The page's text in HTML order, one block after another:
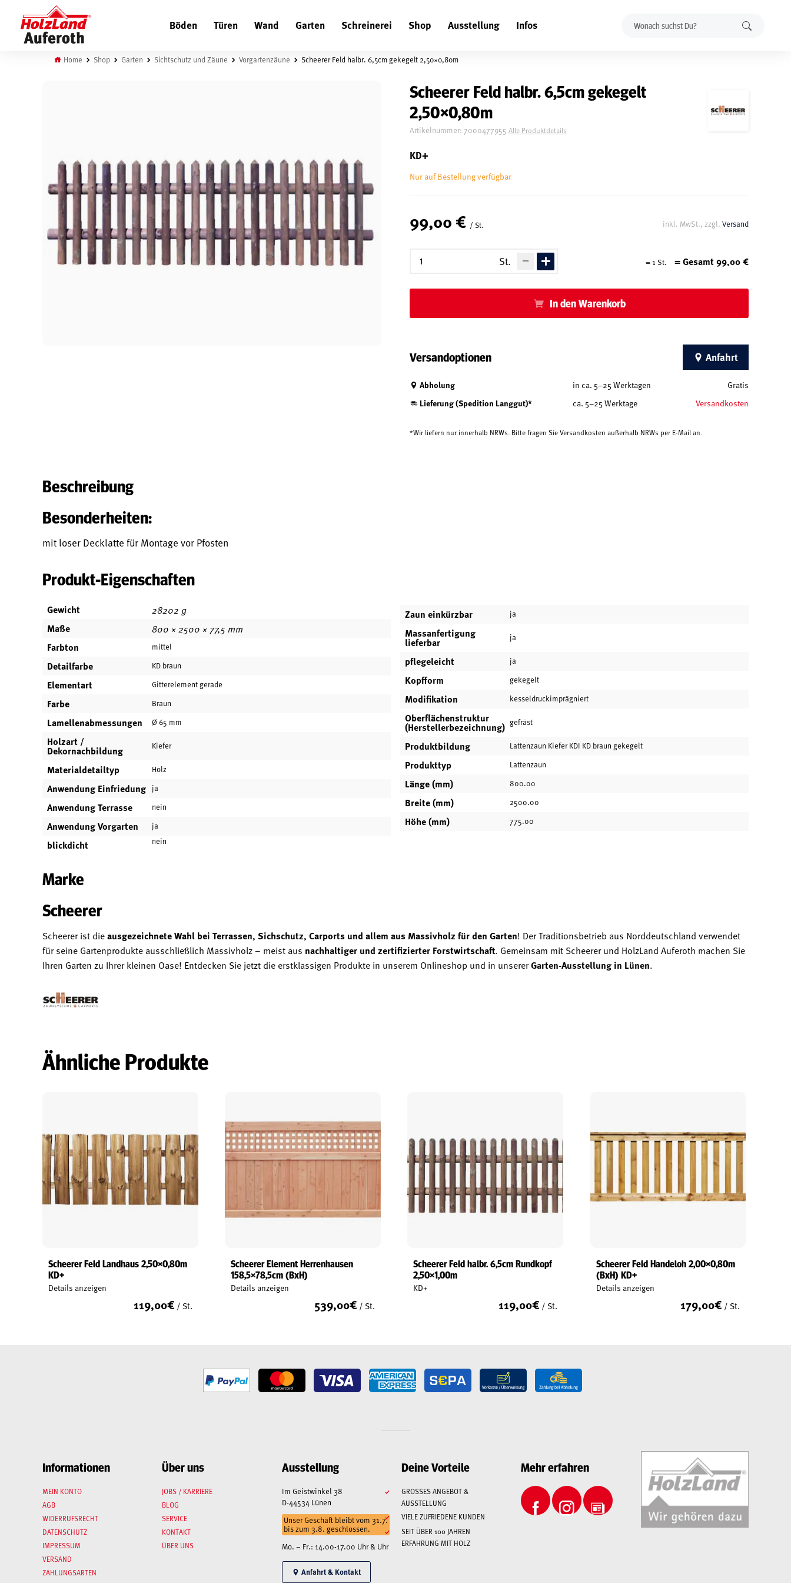
Böden Türen Wand Garten Schreinerei Shop Ausstellung Infos
Suchen
Home Shop Garten Sichtschutz und Zäune Vorgartenzäune Scheerer Feld halbr. 6,5cm gekegelt 2,50×0,80m
Scheerer Feld halbr. 6,5cm gekegelt
2,50×0,80m
Artikelnummer: 7000477955 Alle Produktdetails
KD+
Nur auf Bestellung verfügbar
99,00 € / St. inkl. MwSt., zzgl. Versand
St. =1 St. = Gesamt99,00€
In den Warenkorb
Versandoptionen Anfahrt
Abholung in ca. 5–25 Werktagen Gratis
Lieferung (Spedition Langgut)* ca. 5–25 Werktage Versandkosten
*Wir liefern nur innerhalb NRWs. Bitte fragen Sie Versandkosten außerhalb NRWs per E-Mail an.
Beschreibung
Besonderheiten:
mit loser Decklatte für Montage vor Pfosten
Produkt-Eigenschaften
Gewicht 28202 g
Maße 800 × 2500 × 77,5 mm
Farbton mittel
Detailfarbe KD braun
Elementart Gitterelement gerade
Farbe Braun
Lamellenabmessungen Ø 65 mm
Holzart /
Dekornachbildung Kiefer
Materialdetailtyp Holz
Anwendung Einfriedung ja
Anwendung Terrasse nein
Anwendung Vorgarten ja
blickdicht nein
Zaun einkürzbar ja
Massanfertigung
lieferbar ja
pflegeleicht ja
Kopfform gekegelt
Modifikation kesseldruckimprägniert
Oberflächenstruktur
(Herstellerbezeichnung) gefräst
Produktbildung Lattenzaun Kiefer KDI KD braun gekegelt
Produkttyp Lattenzaun
Länge (mm) 800.00
Breite (mm) 2500.00
Höhe (mm) 775.00
Marke
Scheerer
Scheerer ist dieausgezeichnete Wahl bei Terrassen, Sichschutz, Carports und allem aus Massivholz für den Garten! Der Traditionsbetrieb aus Norddeutschland verwendet
für seine Gartenprodukte ausschließlich Massivholz – meist aus nachhaltiger und zertifizierter Forstwirtschaft. Gemeinsam mit Scheerer und HolzLand Auferoth machen Sie
Ihren Garten zu Ihrer kleinen Oase! Entdecken Sie jetzt die erstklassigen Produkte in unserem Onlineshop und in unsererGarten-Ausstellung in Lünen.
Ähnliche Produkte
Scheerer Feld Landhaus 2,50×0,80m
KD+
Details anzeigen
119,00€ / St.
Scheerer Element Herrenhausen
158,5×78,5cm (BxH)
Details anzeigen
539,00€ / St.
Scheerer Feld halbr. 6,5cm Rundkopf
2,50×1,00m
KD+
119,00€ / St.
Scheerer Feld Handeloh 2,00×0,80m
(BxH) KD+
Details anzeigen
179,00€ / St.
Informationen
MEIN KONTO
AGB
WIDERRUFSRECHT
DATENSCHUTZ
IMPRESSUM
VERSAND
ZAHLUNGSARTEN
Über uns
JOBS / KARRIERE
BLOG
SERVICE
KONTAKT
ÜBER UNS
Ausstellung
Im Geistwinkel 38
D-44534 Lünen
Unser Geschäft bleibt vom 31.7.
bis zum 3.8. geschlossen.
Mo. – Fr.: 14.00-17.00 Uhr & Uhr
Anfahrt & Kontakt
Deine Vorteile
GROSSES ANGEBOT & A
USSTELLUNG
VIELE ZUFRIEDENE KUNDEN
SEIT ÜBER 100 JAHREN
ERFAHRUNG MIT HOLZ
Mehr erfahren